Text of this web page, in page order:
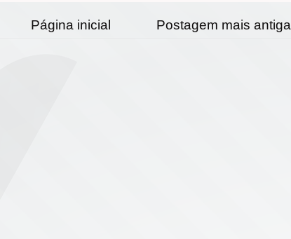
Postagem mais antiga
Página inicial